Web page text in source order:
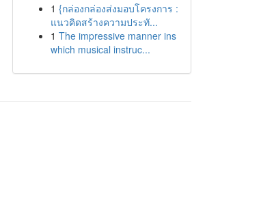
1 {กล่องกล่องส่งมอบโครงการ :
แนวคิดสร้างความประทั...
1 The impressive manner ins
which musical instruc...